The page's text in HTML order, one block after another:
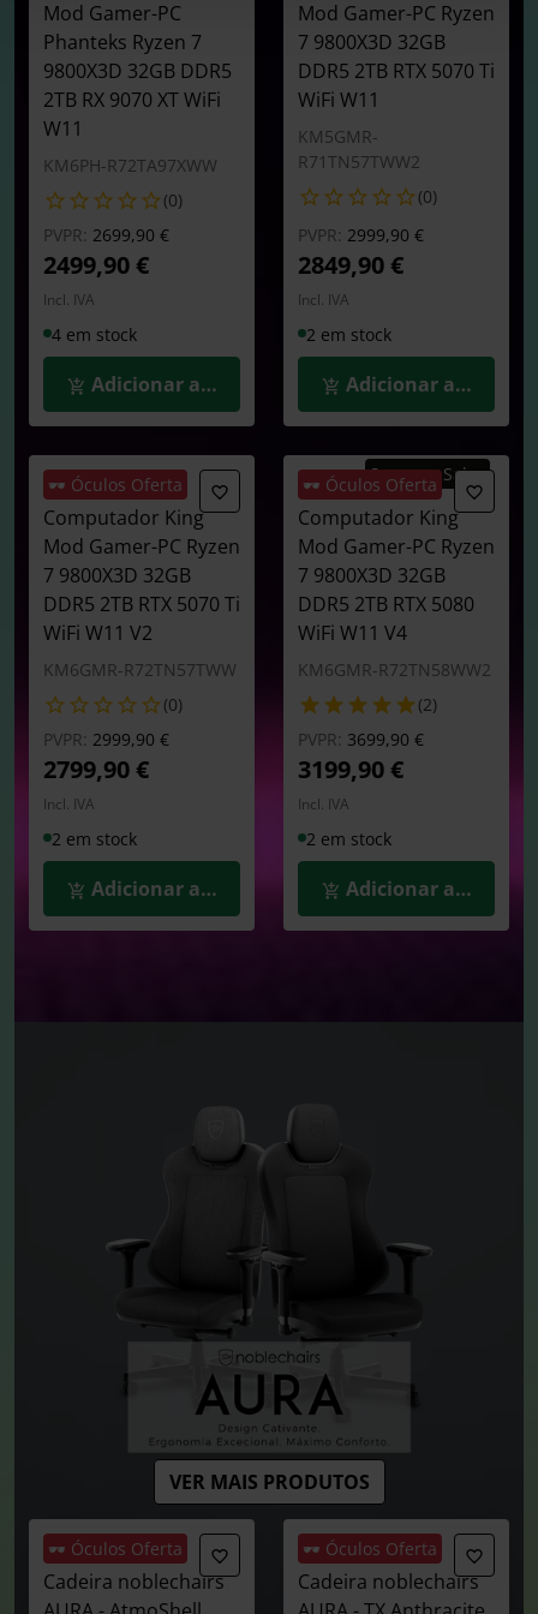
Mod Gamer-PC
Phanteks Ryzen 7
9800X3D 32GB DDR5
2TB RX 9070 XT WiFi
W11
KM6PH-R72TA97XWW
(0)
PVPR: Preço reduzido de
2699,90 €para
2499,90 €
Incl. IVA
4 em stock
Adicionar ao Carrinho
Mod Gamer-PC Ryzen
7 9800X3D 32GB
DDR5 2TB RTX 5070 Ti
WiFi W11
KM5GMR-
R71TN57TWW2
(0)
PVPR: Preço reduzido de
2999,90 €para
2849,90 €
Incl. IVA
2 em stock
Adicionar ao
🕶️ Óculos Oferta
Computador King
Mod Gamer-PC Ryzen
7 9800X3D 32GB
DDR5 2TB RTX 5070 Ti
WiFi W11 V2
KM6GMR-R72TN57TWW
(0)
PVPR: Preço reduzido de
2999,90 €para
2799,90 €
Incl. IVA
2 em stock
Adicionar ao Carrinho
🕶️ Óculos Oferta
Summer Sales
Computador King
Mod Gamer-PC Ryzen
7 9800X3D 32GB
DDR5 2TB RTX 5080
WiFi W11 V4
KM6GMR-R72TN58WW2
(2)
PVPR: Preço reduzido de
3699,90 €para
3199,90 €
Incl. IVA
2 em stock
Adicionar ao
🕶️ Óculos Oferta
Cadeira noblechairs
🕶️ Óculos Oferta
Cadeira noblechairs
VER MAIS PRODUTOS